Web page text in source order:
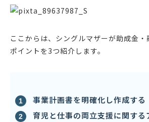
ここからは、シングルマザーが助成金
ポイントを3つ紹介します。
事業計画書を明確化し作成する
育児と仕事の両立支援に関する